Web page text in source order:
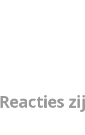
Reacties